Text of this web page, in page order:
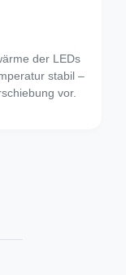
der LEDs
stabil –
vor.